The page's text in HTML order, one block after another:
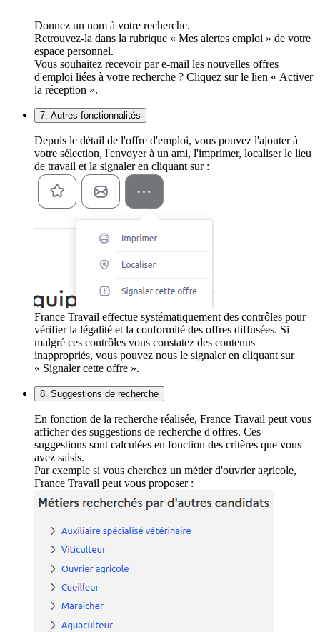
Donnez un nom à votre recherche.
Retrouvez-la dans la rubrique « Mes alertes emploi » de votre
espace personnel.
Vous souhaitez recevoir par e-mail les nouvelles offres
d'emploi liées à votre recherche ? Cliquez sur le lien « Activer
la réception ».
7. Autres fonctionnalités
Depuis le détail de l'offre d'emploi, vous pouvez l'ajouter à
votre sélection, l'envoyer à un ami, l'imprimer, localiser le lieu
de travail et la signaler en cliquant sur :
France Travail effectue systématiquement des contrôles pour
vérifier la légalité et la conformité des offres diffusées. Si
malgré ces contrôles vous constatez des contenus
inappropriés, vous pouvez nous le signaler en cliquant sur
« Signaler cette offre ».
8. Suggestions de recherche
En fonction de la recherche réalisée, France Travail peut vous
afficher des suggestions de recherche d'offres. Ces
suggestions sont calculées en fonction des critères que vous
avez saisis.
Par exemple si vous cherchez un métier d'ouvrier agricole,
France Travail peut vous proposer :